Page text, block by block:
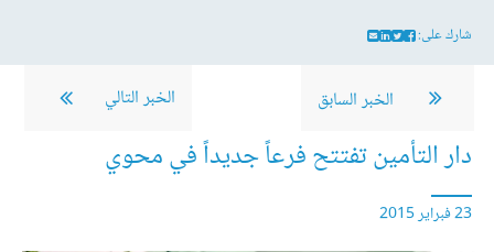
شارك على:
الخبر السابق الخبر التالي
دار التأمين تفتتح فرعاً جديداً في محوي
23 فبراير 2015